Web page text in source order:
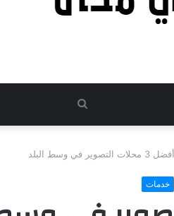
بحث
أفضل 3 محلات التصوير في وسط البلد
خدمات